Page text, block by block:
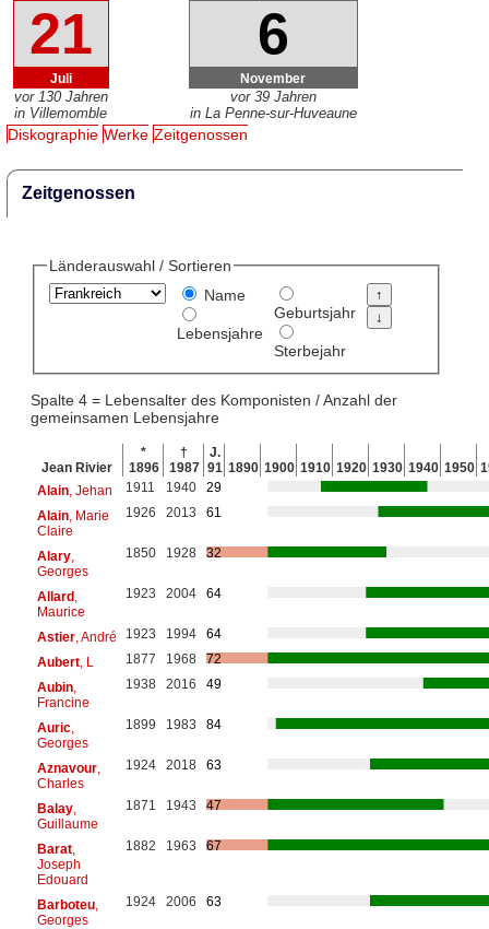
21
Juli
vor 130 Jahren
in Villemomble
6
November
vor 39 Jahren
in La Penne-sur-Huveaune
Diskographie Werke Zeitgenossen
Zeitgenossen
Länderauswahl / Sortieren
Name
Lebensjahre
Geburtsjahr
Sterbejahr
Spalte 4 = Lebensalter des Komponisten / Anzahl der
gemeinsamen Lebensjahre
Jean Rivier
*
1896
†
1987
J.
91 1890 1900 1910 1920 1930 1940 1950
Alain, Jehan 1911 1940
29
Alain, Marie
Claire
1926 2013 61
Alary,
Georges
1850 1928 32
Allard,
Maurice
1923 2004 64
Astier, André 1923 1994
64
Aubert, L 1877 1968
72
Aubin,
Francine
1938 2016 49
Auric,
Georges
1899 1983 84
Aznavour,
Charles
1924 2018 63
Balay,
Guillaume
1871 1943 47
Barat,
Joseph
Edouard
1882 1963 67
Barboteu,
Georges
1924 2006 63